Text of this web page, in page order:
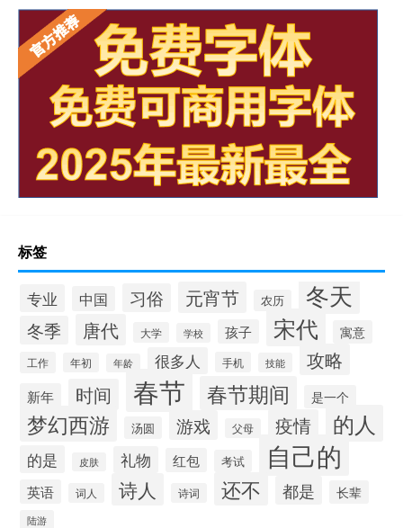
标签
专业 中国 习俗 元宵节 农历 冬天
冬季 唐代 大学 学校 孩子 宋代 寓意
工作 年初 年龄 很多人 手机 技能 攻略
新年 时间 春节 春节期间 是一个
梦幻西游 汤圆 游戏 父母 疫情 的人
的是 皮肤 礼物 红包 考试 自己的
英语 词人 诗人 诗词 还不 都是 长辈
陆游